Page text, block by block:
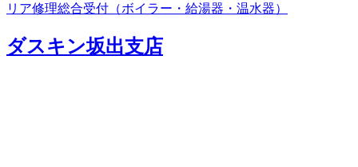
リア修理総合受付（ボイラー・給湯器・温水器）
ダスキン坂出支店